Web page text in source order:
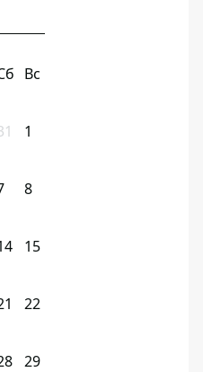
Вс
1
8
15
22
29